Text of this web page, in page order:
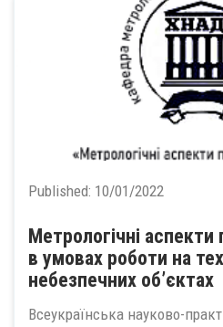
Published: 10/01/2022
Метрологічні
в умовах роботи на
небезпечних об’єктах
Всеукраїнська науково-